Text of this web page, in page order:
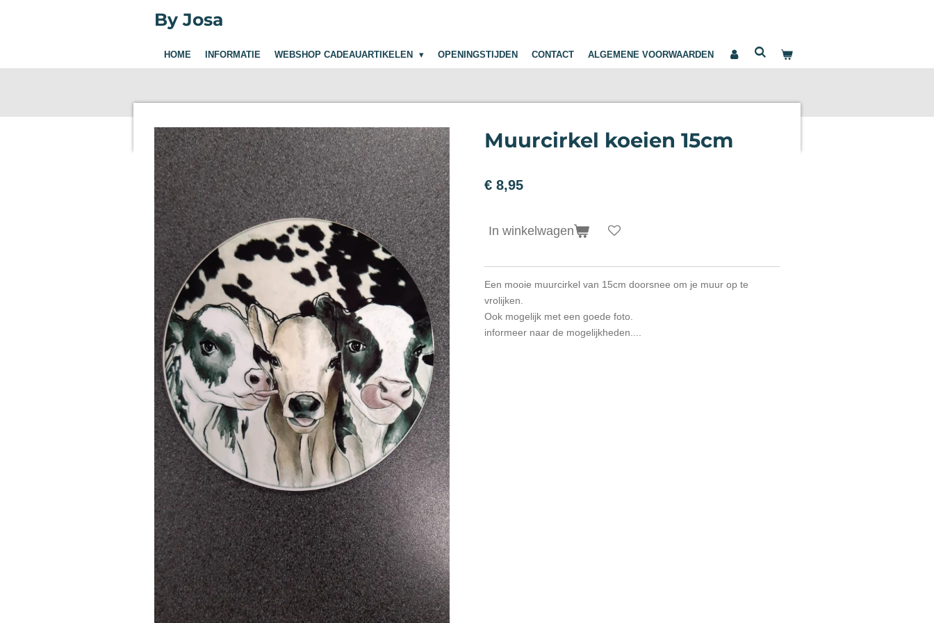
By Josa
HOME INFORMATIE WEBSHOP CADEAUARTIKELEN OPENINGSTIJDEN CONTACT ALGEMENE VOORWAARDEN
Muurcirkel koeien 15cm
€ 8,95
In winkelwagen
Een mooie muurcirkel van 15cm doorsnee om je muur op te
vrolijken.
Ook mogelijk met een goede foto.
informeer naar de mogelijkheden....